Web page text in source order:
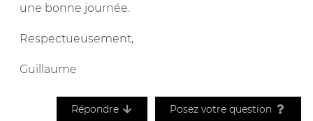
une bonne journée.
Respectueusement,
Guillaume
Répondre Posez votre question